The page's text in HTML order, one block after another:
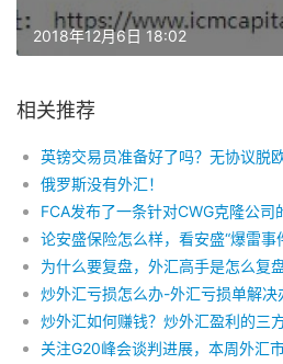
2018年12月6日 18:02
相关推荐
英镑交易员准备好了吗？无协议脱
俄罗斯没有外汇！
FCA发布了一条针对CWG克隆公司
论安盛保险怎么样，看安盛“爆雷事
为什么要复盘，外汇高手是怎么复盘
炒外汇亏损怎么办-外汇亏损单解决
炒外汇如何赚钱？炒外汇盈利的三方
关注G20峰会谈判进展，本周外汇